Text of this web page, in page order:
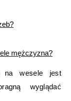
mężczyzna?
na wesele jest
wyglądać